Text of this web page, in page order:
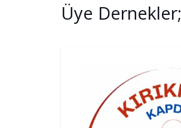
Üye Dernekler;